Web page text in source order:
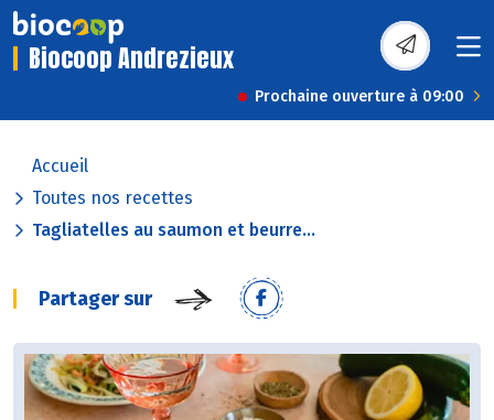
Biocoop Andrezieux
Prochaine ouverture à 09:00
Accueil
Toutes nos recettes
Tagliatelles au saumon et beurre...
Partager sur